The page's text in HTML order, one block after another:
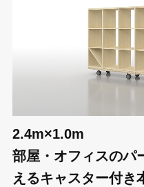
2.4m×1.0m
部屋・オフィスのパ
えるキャスター付き